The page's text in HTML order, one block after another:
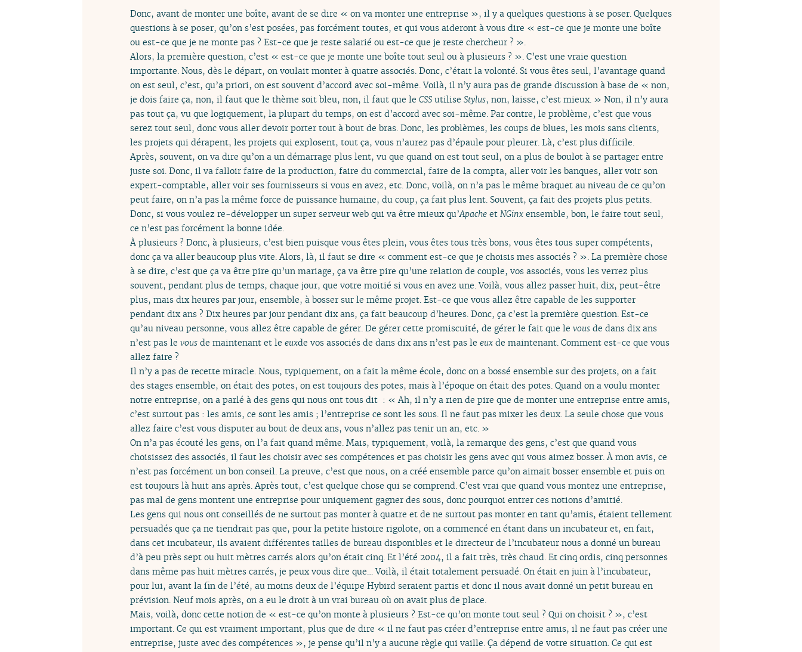
Donc, avant de monter une boîte, avant de se dire « on va monter une entreprise », il y a quelques questions à se poser. Quelques
questions à se poser, qu’on s’est posées, pas forcément toutes, et qui vous aideront à vous dire « est-ce que je monte une boîte
ou est-ce que je ne monte pas ? Est-ce que je reste salarié ou est-ce que je reste chercheur ? ».
Alors, la première question, c’est « est-ce que je monte une boîte tout seul ou à plusieurs ? ». C’est une vraie question
importante. Nous, dès le départ, on voulait monter à quatre associés. Donc, c’était la volonté. Si vous êtes seul, l’avantage quand
on est seul, c’est, qu’a priori, on est souvent d’accord avec soi-même. Voilà, il n’y aura pas de grande discussion à base de « non,
je dois faire ça, non, il faut que le thème soit bleu, non, il faut que le CSS utilise Stylus, non, laisse, c’est mieux. » Non, il n’y aura
pas tout ça, vu que logiquement, la plupart du temps, on est d’accord avec soi-même. Par contre, le problème, c’est que vous
serez tout seul, donc vous aller devoir porter tout à bout de bras. Donc, les problèmes, les coups de blues, les mois sans clients,
les projets qui dérapent, les projets qui explosent, tout ça, vous n’aurez pas d’épaule pour pleurer. Là, c’est plus difficile.
Après, souvent, on va dire qu’on a un démarrage plus lent, vu que quand on est tout seul, on a plus de boulot à se partager entre
juste soi. Donc, il va falloir faire de la production, faire du commercial, faire de la compta, aller voir les banques, aller voir son
expert-comptable, aller voir ses fournisseurs si vous en avez, etc. Donc, voilà, on n’a pas le même braquet au niveau de ce qu’on
peut faire, on n’a pas la même force de puissance humaine, du coup, ça fait plus lent. Souvent, ça fait des projets plus petits.
Donc, si vous voulez re-développer un super serveur web qui va être mieux qu’Apache et NGinx ensemble, bon, le faire tout seul,
ce n’est pas forcément la bonne idée.
À plusieurs ? Donc, à plusieurs, c’est bien puisque vous êtes plein, vous êtes tous très bons, vous êtes tous super compétents,
donc ça va aller beaucoup plus vite. Alors, là, il faut se dire « comment est-ce que je choisis mes associés ? ». La première chose
à se dire, c’est que ça va être pire qu’un mariage, ça va être pire qu’une relation de couple, vos associés, vous les verrez plus
souvent, pendant plus de temps, chaque jour, que votre moitié si vous en avez une. Voilà, vous allez passer huit, dix, peut-être
plus, mais dix heures par jour, ensemble, à bosser sur le même projet. Est-ce que vous allez être capable de les supporter
pendant dix ans ? Dix heures par jour pendant dix ans, ça fait beaucoup d’heures. Donc, ça c’est la première question. Est-ce
qu’au niveau personne, vous allez être capable de gérer. De gérer cette promiscuité, de gérer le fait que le vous de dans dix ans
n’est pas le vous de maintenant et le euxde vos associés de dans dix ans n’est pas le eux de maintenant. Comment est-ce que vous
allez faire ?
Il n’y a pas de recette miracle. Nous, typiquement, on a fait la même école, donc on a bossé ensemble sur des projets, on a fait
des stages ensemble, on était des potes, on est toujours des potes, mais à l’époque on était des potes. Quand on a voulu monter
notre entreprise, on a parlé à des gens qui nous ont tous dit : « Ah, il n’y a rien de pire que de monter une entreprise entre amis,
c’est surtout pas : les amis, ce sont les amis ; l’entreprise ce sont les sous. Il ne faut pas mixer les deux. La seule chose que vous
allez faire c’est vous disputer au bout de deux ans, vous n’allez pas tenir un an, etc. »
On n’a pas écouté les gens, on l’a fait quand même. Mais, typiquement, voilà, la remarque des gens, c’est que quand vous
choisissez des associés, il faut les choisir avec ses compétences et pas choisir les gens avec qui vous aimez bosser. À mon avis, ce
n’est pas forcément un bon conseil. La preuve, c’est que nous, on a créé ensemble parce qu’on aimait bosser ensemble et puis on
est toujours là huit ans après. Après tout, c’est quelque chose qui se comprend. C’est vrai que quand vous montez une entreprise,
pas mal de gens montent une entreprise pour uniquement gagner des sous, donc pourquoi entrer ces notions d’amitié.
Les gens qui nous ont conseillés de ne surtout pas monter à quatre et de ne surtout pas monter en tant qu’amis, étaient tellement
persuadés que ça ne tiendrait pas que, pour la petite histoire rigolote, on a commencé en étant dans un incubateur et, en fait,
dans cet incubateur, ils avaient différentes tailles de bureau disponibles et le directeur de l’incubateur nous a donné un bureau
d’à peu près sept ou huit mètres carrés alors qu’on était cinq. Et l’été 2004, il a fait très, très chaud. Et cinq ordis, cinq personnes
dans même pas huit mètres carrés, je peux vous dire que… Voilà, il était totalement persuadé. On était en juin à l’incubateur,
pour lui, avant la fin de l’été, au moins deux de l’équipe Hybird seraient partis et donc il nous avait donné un petit bureau en
prévision. Neuf mois après, on a eu le droit à un vrai bureau où on avait plus de place.
Mais, voilà, donc cette notion de « est-ce qu’on monte à plusieurs ? Est-ce qu’on monte tout seul ? Qui on choisit ? », c’est
important. Ce qui est vraiment important, plus que de dire « il ne faut pas créer d’entreprise entre amis, il ne faut pas créer une
entreprise, juste avec des compétences », je pense qu’il n’y a aucune règle qui vaille. Ça dépend de votre situation. Ce qui est